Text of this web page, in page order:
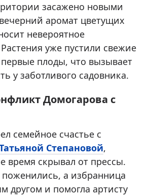
засажено новыми
аромат цветущих
невероятное
уже пустили свежие
плоды, что вызывает
у заботливого садовника.
Домогарова с
семейное счастье с
Степановой,
время скрывал от прессы.
поженились, а избранница
другом и помогла артисту